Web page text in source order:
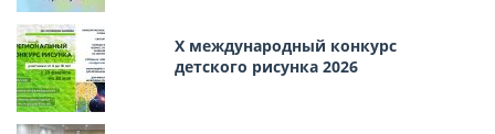
Х международный конкурс
детского рисунка 2026